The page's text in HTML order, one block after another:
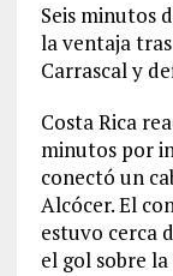
Seis minutos
la ventaja
Carrascal y
Costa Rica
minutos por
conectó un
Alcócer. El
estuvo cerca
el gol sobre